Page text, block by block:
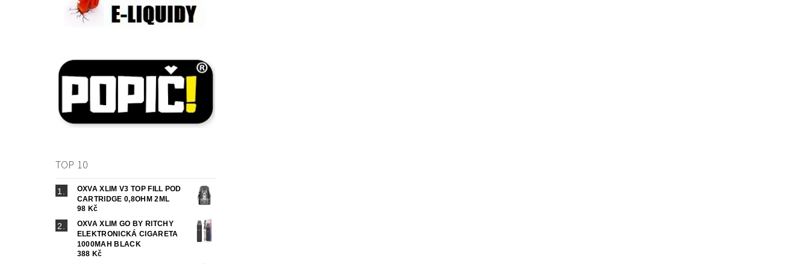
TOP 10
OXVA XLIM V3 TOP FILL POD
CARTRIDGE 0,8OHM 2ML
98 Kč
OXVA XLIM GO BY RITCHY
ELEKTRONICKÁ CIGARETA
1000MAH BLACK
388 Kč